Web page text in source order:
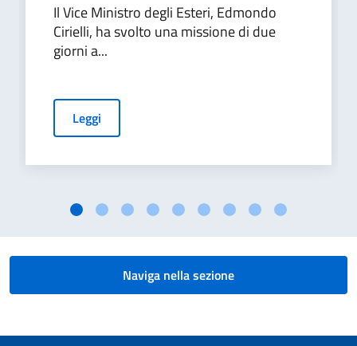
Il Vice Ministro degli Esteri, Edmondo
Cirielli, ha svolto una missione di due
giorni a...
Leggi
Naviga nella sezione